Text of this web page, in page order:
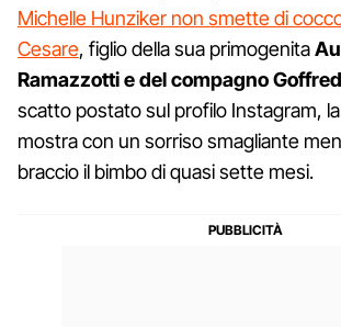
Michelle Hunziker non smette di
Cesare, figlio della sua primogenita
Ramazzotti e del compagno
scatto postato sul profilo Instagram,
mostra con un sorriso smagliante
braccio il bimbo di quasi sette mesi.